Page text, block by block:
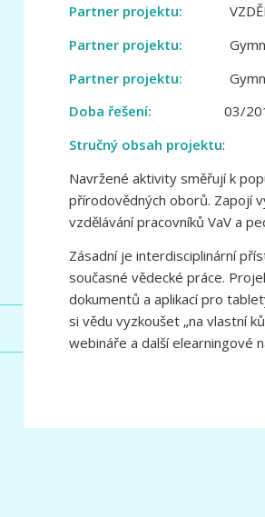
Partner projektu:
Partner projektu:
Partner projektu:
Doba řešení:
03/2014
Stručný obsah projektu:
Navržené aktivity směřují k
přírodovědných oborů. Zapojí
vzdělávání pracovníků VaV a
Zásadní je interdisciplinární
současné vědecké práce.
dokumentů a aplikací pro
si vědu vyzkoušet „na vlastní
webináře a další elearningové